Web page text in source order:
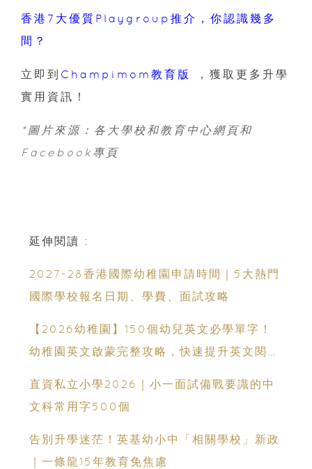
香港7大優質Playgroup推介，你認識幾多
間？
立即到 Champimom教育版
，獲取更多升學
實用資訊！
*圖片來源：各大學校和教育中心網頁和
Facebook專頁
延伸閱讀 :
2027-28香港國際幼稚園申請時間｜5大熱門
國際學校報名日期、學費、面試攻略
【2026幼稚園】150個幼兒英文必學單字！
幼稚園英文啟蒙完整攻略，快速提升英文閱讀
直資私立小學2026｜小一面試備戰要識的中
文科常用字500個
告別升學迷茫！英基幼小中「相關學校」新政
｜一條龍15年教育免焦慮